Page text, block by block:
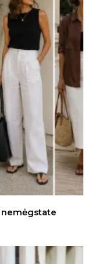
nemėgstate